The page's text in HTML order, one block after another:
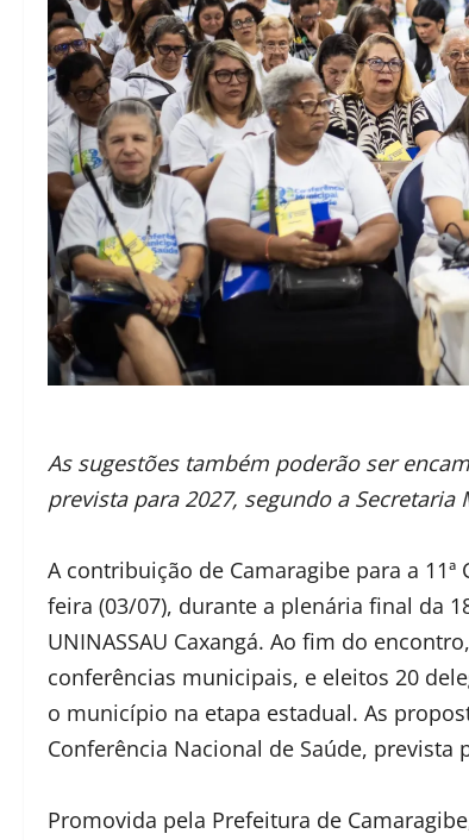
As sugestões também poderão ser
prevista para 2027, segundo a Secretaria
A contribuição de Camaragibe para a
feira (03/07), durante a plenária final da
UNINASSAU Caxangá. Ao fim do
conferências municipais, e eleitos 20
o município na etapa estadual. As
Conferência Nacional de Saúde, prevista
Promovida pela Prefeitura de